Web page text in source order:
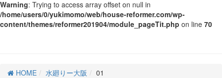
Warning: Trying to access array offset on null in
/home/users/0/yukimomo/web/house-reformer.com/wp-
content/themes/reformer201904/module_pageTit.php on line 70
HOME 水廻りー大阪 01